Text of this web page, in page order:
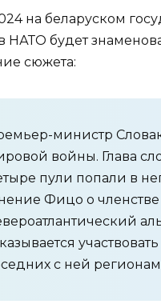
на беларуском
НАТО будет
сюжета:
министр
войны. Глава
пули попали в
Фицо о
с ней